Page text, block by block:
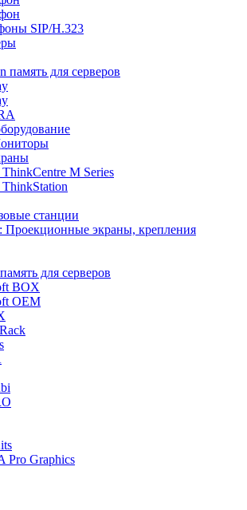
SIP/H.323
память для серверов
M Series
станции
Проекционные экраны, крепления
для серверов
BOX
OEM
Pro Graphics